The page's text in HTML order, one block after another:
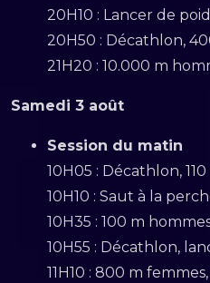
20H10 : Lancer de
20H50 : Décathlon,
21H20 : 10.000 m
Samedi 3 août
Session du matin
10H05 : Décathlon,
10H10 : Saut à la
10H35 : 100 m
10H55 : Décathlon,
11H10 : 800 m